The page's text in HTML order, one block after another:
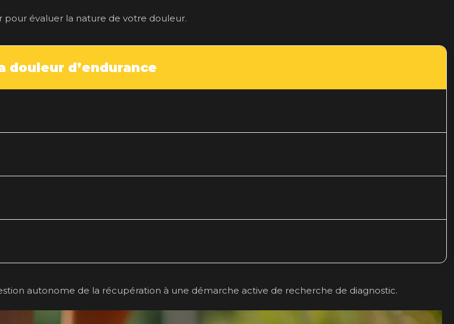
pour évaluer la nature de votre douleur.
douleur d’endurance
autonome de la récupération à une démarche active de recherche de diagnostic.